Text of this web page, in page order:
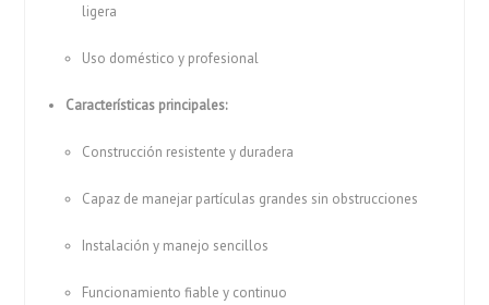
ligera
Uso doméstico y profesional
Características principales:
Construcción resistente y duradera
Capaz de manejar partículas grandes sin obstrucciones
Instalación y manejo sencillos
Funcionamiento fiable y continuo